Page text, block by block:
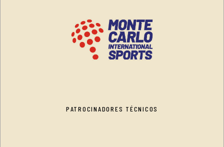
PATROCINADORES TÉCNICOS